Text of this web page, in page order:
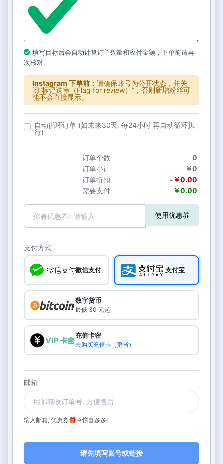
填写目标后会自动计算订单数量和应付金额，下单前请再
次核对。
Instagram 下单前： 请确保账号为公开状态，并关
闭“标记送审（Flag for review）”，否则新增粉丝可
能不会直接显示。
自动循环订单 (如未来30天, 每24小时 再自动循环执
行)
订单个数
0
订单小计
￥0
订单折扣
-￥0.00
需要支付
￥0.00
使用优惠券
支付方式
微信支付 支付宝
数字货币
最低 30 元起
充值卡密
去购买充值卡（更省）
邮箱
输入邮箱, 优惠券🎁->惊喜多多!
请先填写账号或链接